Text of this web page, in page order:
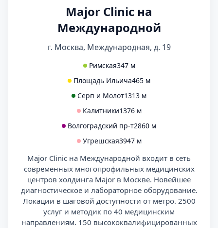
Major Clinic на
Международной
г. Москва, Международная, д. 19
Римская347 м
Площадь Ильича465 м
Серп и Молот1313 м
Калитники1376 м
Волгоградский пр-т2860 м
Угрешская3947 м
Major Clinic на Международной входит в сеть
современных многопрофильных медицинских
центров холдинга Major в Москве. Новейшее
диагностическое и лабораторное оборудование.
Локации в шаговой доступности от метро. 2500
услуг и методик по 40 медицинским
направлениям. 150 высококвалифицированных